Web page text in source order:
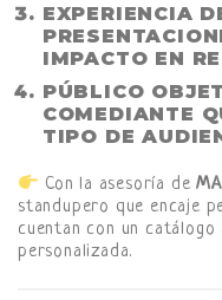
EXPERIENCIA
IMPACTO EN
PÚBLICO
COMEDIANTE
TIPO DE
Con la asesoría de
standupero que encaje
cuentan con un
personalizada.